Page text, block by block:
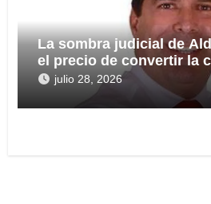
La sombra judicial de
el precio de convertir la
en arma
julio 28, 2026